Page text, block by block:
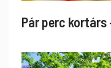
Pár perc